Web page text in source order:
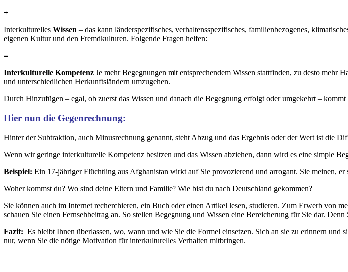
+
Interkulturelles Wissen – das kann länderspezifisches, verhaltensspezifisches, familienbezogenes,
eigenen Kultur und den Fremdkulturen. Folgende Fragen helfen:
=
Interkulturelle Kompetenz Je mehr Begegnungen mit entsprechendem Wissen stattfinden, zu desto mehr
und unterschiedlichen Herkunftsländern umzugehen.
Durch Hinzufügen – egal, ob zuerst das Wissen und danach die Begegnung erfolgt oder umgekehrt –
Hier nun die Gegenrechnung:
Hinter der Subtraktion, auch Minusrechnung genannt, steht Abzug und das Ergebnis oder der Wert ist die
Wenn wir geringe interkulturelle Kompetenz besitzen und das Wissen abziehen, dann wird es eine simple
Beispiel: Ein 17-jähriger Flüchtling aus Afghanistan wirkt auf Sie provozierend und arrogant. Sie meinen,
Woher kommst du? Wo sind deine Eltern und Familie? Wie bist du nach Deutschland gekommen?
Sie können auch im Internet recherchieren, ein Buch oder einen Artikel lesen, studieren. Zum Erwerb von
schauen Sie einen Fernsehbeitrag an. So stellen Begegnung und Wissen eine Bereicherung für Sie dar.
Fazit: Es bleibt Ihnen überlassen, wo, wann und wie Sie die Formel einsetzen. Sich an sie zu erinnern
nur, wenn Sie die nötige Motivation für interkulturelles Verhalten mitbringen.